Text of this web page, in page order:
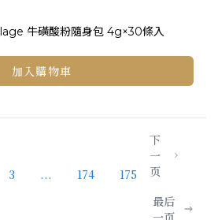
牛磺酸粉隨身包 4g×30條入
加入購物車
3 ... 174 175
下
一
页
最后
一页